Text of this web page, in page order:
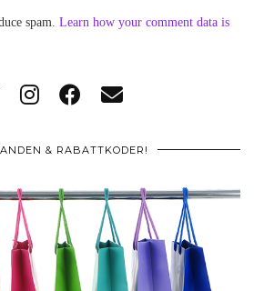
spam. Learn how your comment data is
& RABATTKODER!